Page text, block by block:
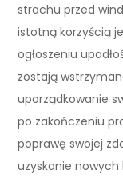
strachu przed
istotną korzyścią
ogłoszeniu
zostają
uporządkowanie
po zakończeniu
poprawę swojej
uzyskanie nowych